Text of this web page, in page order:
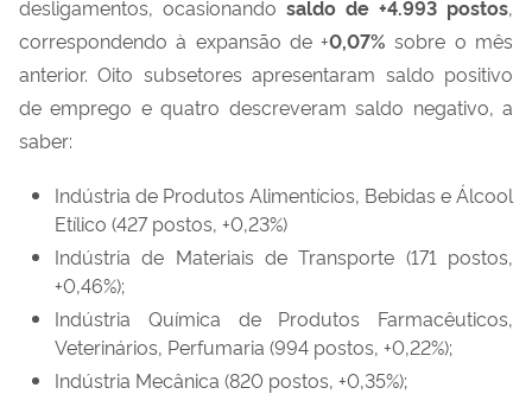
desligamentos, ocasionando saldo de +4.993 postos,
correspondendo à expansão de +0,07% sobre o mês
anterior. Oito subsetores apresentaram saldo positivo
de emprego e quatro descreveram saldo negativo, a
saber:
Indústria de Produtos Alimentícios, Bebidas e Álcool
Etílico (427 postos, +0,23%)
Indústria de Materiais de Transporte (171 postos,
+0,46%);
Indústria Química de Produtos Farmacêuticos,
Veterinários, Perfumaria (994 postos, +0,22%);
Indústria Mecânica (820 postos, +0,35%);